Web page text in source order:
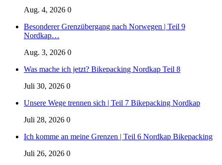
Aug. 4, 2026 0
Besonderer Grenzübergang nach Norwegen | Teil 9
Nordkap…
Aug. 3, 2026 0
Was mache ich jetzt? Bikepacking Nordkap Teil 8
Juli 30, 2026 0
Unsere Wege trennen sich | Teil 7 Bikepacking Nordkap
Juli 28, 2026 0
Ich komme an meine Grenzen | Teil 6 Nordkap Bikepacking
Juli 26, 2026 0